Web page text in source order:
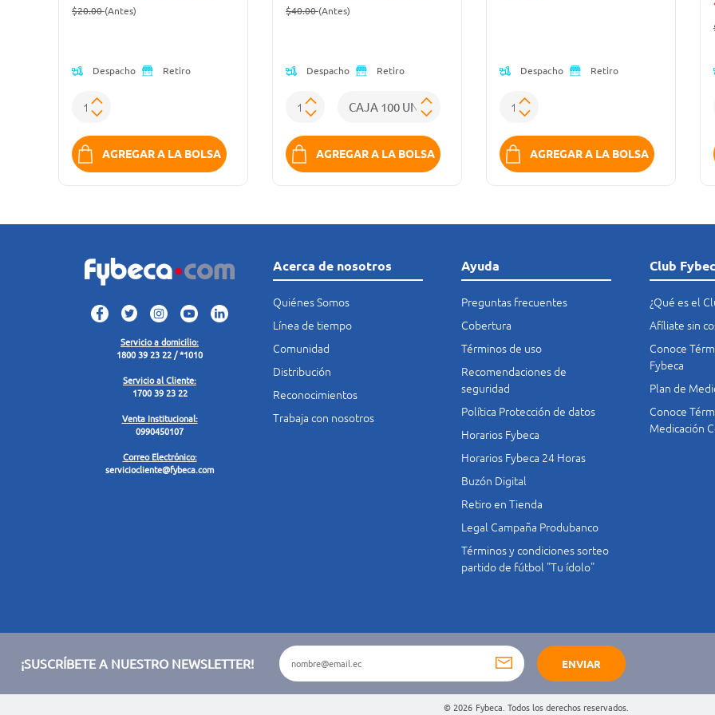
Precio reducido de
$20.00(Antes)
Despacho Retiro
AGREGAR A LA BOLSA
Precio reducido de
$40.00(Antes)
Despacho Retiro
AGREGAR A LA BOLSA
Despacho Retiro
AGREGAR A LA BOLSA
Servicio a domicilio:
1800 39 23 22 / *1010
Servicio al Cliente:
1700 39 23 22
Venta Institucional:
0990450107
Correo Electrónico:
serviciocliente@fybeca.com
Acerca de nosotros
Quiénes Somos
Línea de tiempo
Comunidad
Distribución
Reconocimientos
Trabaja con nosotros
Ayuda
Preguntas frecuentes
Cobertura
Términos de uso
Recomendaciones de
seguridad
Política Protección de datos
Horarios Fybeca
Horarios Fybeca 24 Horas
Buzón Digital
Retiro en Tienda
Legal Campaña Produbanco
Términos y condiciones sorteo
partido de fútbol "Tu ídolo"
Club
¿Qué es el
Afíliate sin
Conoce
Fybeca
Plan de
Conoce
Medicación
¡SUSCRÍBETE A NUESTRO NEWSLETTER! ENVIAR
© 2026 Fybeca. Todos los derechos reservados.